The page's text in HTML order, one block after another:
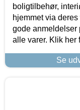
boligtilbehør,
hjemmet via
gode anmeldelser
alle varer. Klik her
Se